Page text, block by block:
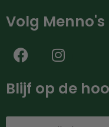
Volg
Blijf op de